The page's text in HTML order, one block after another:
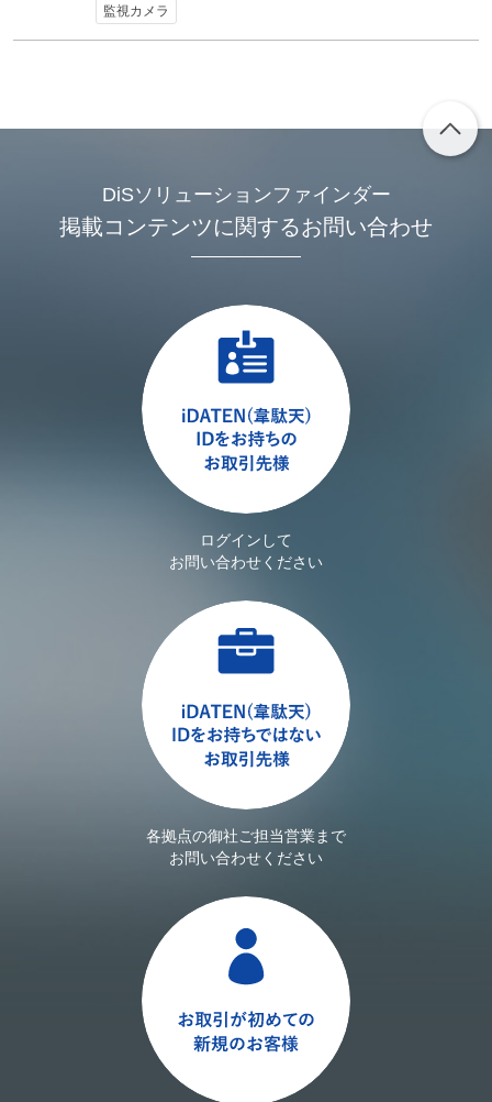
監視カメラ
DiSソリューションファインダー
掲載コンテンツに関するお問い合わせ
ログインして
お問い合わせください
各拠点の御社ご担当営業まで
お問い合わせください